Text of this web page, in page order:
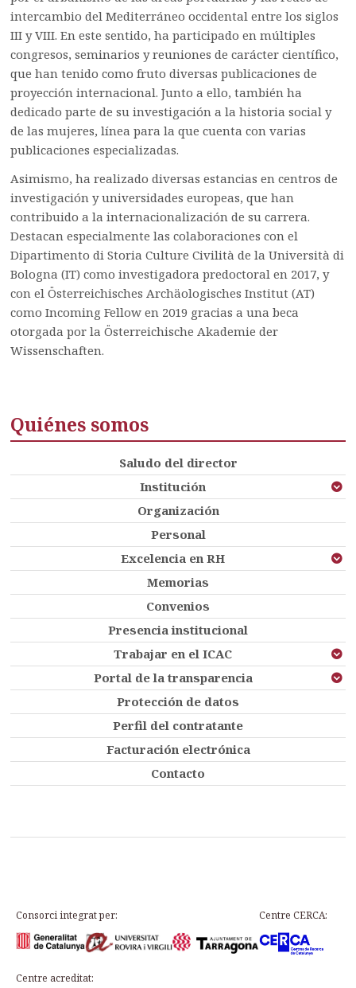
intercambio del Mediterráneo occidental entre los siglos
III y VIII. En este sentido, ha participado en múltiples
congresos, seminarios y reuniones de carácter científico,
que han tenido como fruto diversas publicaciones de
proyección internacional. Junto a ello, también ha
dedicado parte de su investigación a la historia social y
de las mujeres, línea para la que cuenta con varias
publicaciones especializadas.
Asimismo, ha realizado diversas estancias en centros de
investigación y universidades europeas, que han
contribuido a la internacionalización de su carrera.
Destacan especialmente las colaboraciones con el
Dipartimento di Storia Culture Civilità de la Università di
Bologna (IT) como investigadora predoctoral en 2017, y
con el Österreichisches Archäologisches Institut (AT)
como Incoming Fellow en 2019 gracias a una beca
otorgada por la Österreichische Akademie der
Wissenschaften.
Quiénes somos
Saludo del director
Institución
Organización
Personal
Excelencia en RH
Memorias
Convenios
Presencia institucional
Trabajar en el ICAC
Portal de la transparencia
Protección de datos
Perfil del contratante
Facturación electrónica
Contacto
Consorci integrat per: Centre CERCA:
Centre acreditat: